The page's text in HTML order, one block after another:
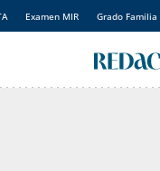
Examen MIR Grado Familia